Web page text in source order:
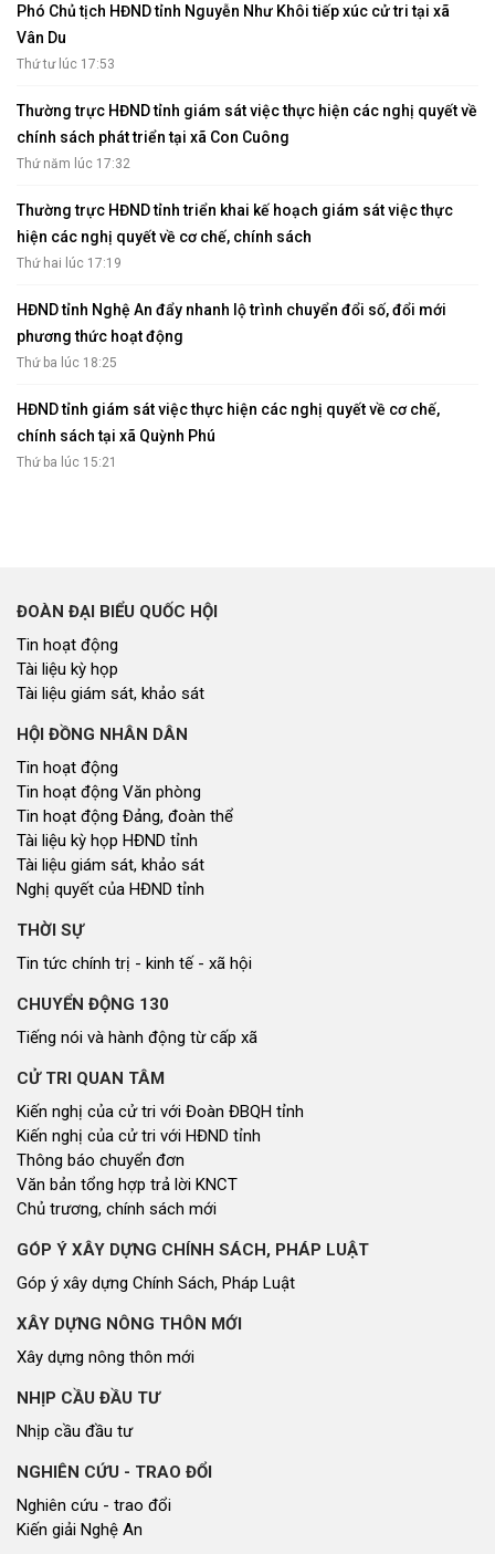
Phó Chủ tịch HĐND tỉnh Nguyễn Như Khôi tiếp xúc cử tri tại xã
Vân Du
Thứ tư lúc 17:53
Thường trực HĐND tỉnh giám sát việc thực hiện các nghị quyết về
chính sách phát triển tại xã Con Cuông
Thứ năm lúc 17:32
Thường trực HĐND tỉnh triển khai kế hoạch giám sát việc thực
hiện các nghị quyết về cơ chế, chính sách
Thứ hai lúc 17:19
HĐND tỉnh Nghệ An đẩy nhanh lộ trình chuyển đổi số, đổi mới
phương thức hoạt động
Thứ ba lúc 18:25
HĐND tỉnh giám sát việc thực hiện các nghị quyết về cơ chế,
chính sách tại xã Quỳnh Phú
Thứ ba lúc 15:21
ĐOÀN ĐẠI BIỂU QUỐC HỘI
Tin hoạt động
Tài liệu kỳ họp
Tài liệu giám sát, khảo sát
HỘI ĐỒNG NHÂN DÂN
Tin hoạt động
Tin hoạt động Văn phòng
Tin hoạt động Đảng, đoàn thể
Tài liệu kỳ họp HĐND tỉnh
Tài liệu giám sát, khảo sát
Nghị quyết của HĐND tỉnh
THỜI SỰ
Tin tức chính trị - kinh tế - xã hội
CHUYỂN ĐỘNG 130
Tiếng nói và hành động từ cấp xã
CỬ TRI QUAN TÂM
Kiến nghị của cử tri với Đoàn ĐBQH tỉnh
Kiến nghị của cử tri với HĐND tỉnh
Thông báo chuyển đơn
Văn bản tổng hợp trả lời KNCT
Chủ trương, chính sách mới
GÓP Ý XÂY DỰNG CHÍNH SÁCH, PHÁP LUẬT
Góp ý xây dựng Chính Sách, Pháp Luật
XÂY DỰNG NÔNG THÔN MỚI
Xây dựng nông thôn mới
NHỊP CẦU ĐẦU TƯ
Nhịp cầu đầu tư
NGHIÊN CỨU - TRAO ĐỔI
Nghiên cứu - trao đổi
Kiến giải Nghệ An